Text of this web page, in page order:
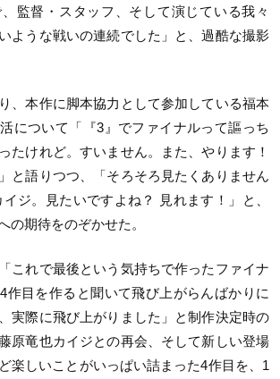
監督・スタッフ、そして演じている我々
ような戦いの連続でした」と、過酷な撮影
、本作に脚本協力として参加している福本
について「『3』でファイナルって謳っち
たけれど。すいません。また、やります！
と語りつつ、「そろそろ見たくありません
ジ。見たいですよね？ 見れます！」と、
の期待をのぞかせた。
これで最後という気持ちで作ったファイナ
作目を作ると聞いて飛び上がらんばかりに
実際に飛び上がりました」と制作決定時の
原竜也カイジとの再会、そして新しい登場
楽しいことがいっぱい詰まった4作目を、1